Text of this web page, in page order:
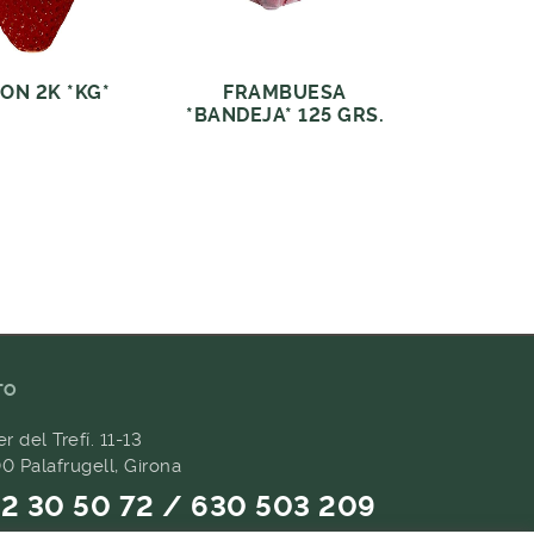
2K *KG*
FRAMBUESA
*BANDEJA* 125 GRS.
del Trefí. 11-13
Palafrugell, Girona
30 50 72 / 630 503 209